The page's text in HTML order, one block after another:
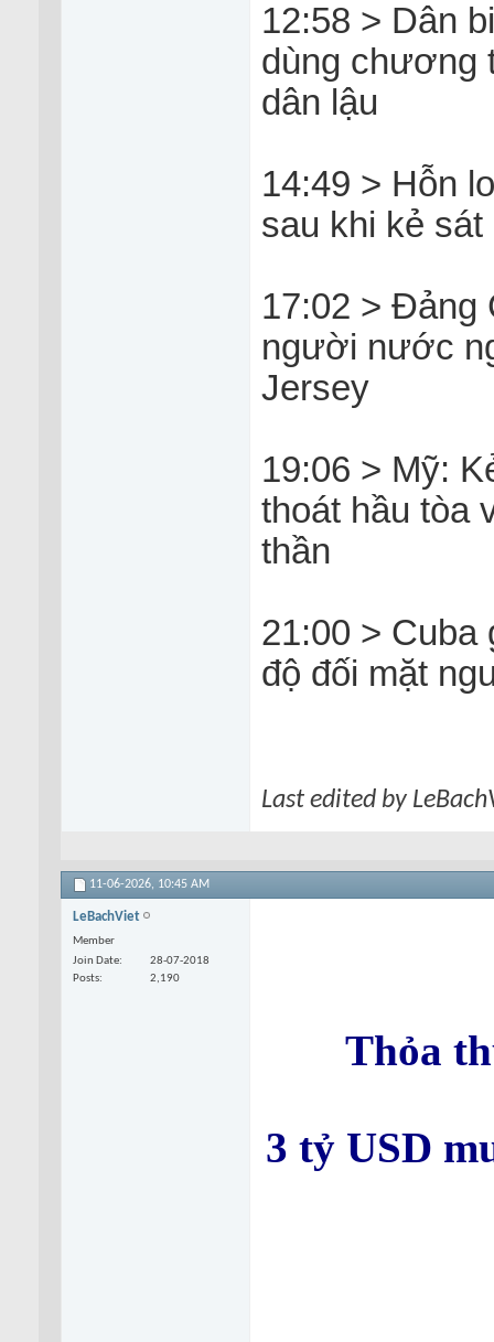
12:58 > Dân
dùng chương
dân lậu
14:49 > Hỗn
sau khi kẻ
17:02 > Đảng
người nước
Jersey
19:06 > Mỹ:
thoát hầu tòa
thần
21:00 > Cuba
độ đối mặt
Last edited by
11-06-2026, 10:45 AM
LeBachViet
Member
Join Date
28-07-2018
Posts
2,190
Thỏa
3 tỷ USD